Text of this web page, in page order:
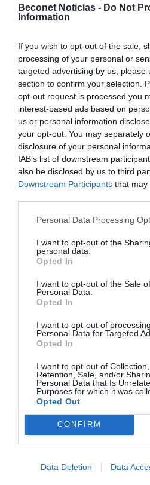
Beconet Noticias - Do Not
Information
If you wish to opt-out of the sale,
processing of your personal or
targeted advertising by us, please
section to confirm your selection.
opt-out request is processed you
interest-based ads based on
us or personal information
your opt-out. You may separately
disclosure of your personal
IAB’s list of downstream
also be disclosed by us to third
Downstream Participants that may
Personal Data Processing
I want to opt-out of the
personal data.
Opted In
I want to opt-out of the Sale
Personal Data.
Opted In
I want to opt-out of
Personal Data for Targeted
Opted In
I want to opt-out of Collection,
Retention, Sale, and/or
Personal Data that Is
Purposes for which it was
Opted Out
CONFIRM
Data Deletion Data
descubrió partes íntimas del
cabo tocamientos de carácter
cuando intentó que la víctima
momento en el que ella reaccionó
Uno de los aspectos que destaca
ya que conocía al acusado desde